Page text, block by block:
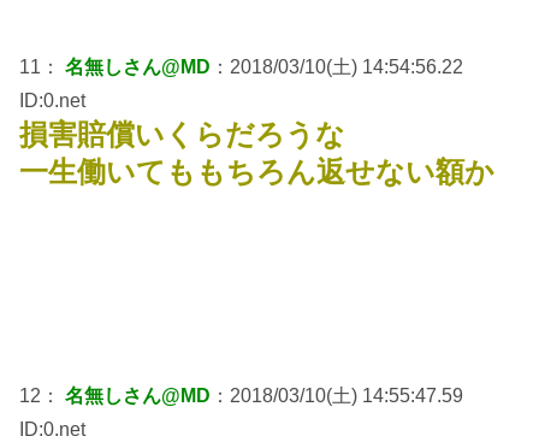
11： 名無しさん@MD ：2018/03/10(土) 14:54:56.22
ID:0.net
損害賠償いくらだろうな
一生働いてももちろん返せない額か
12： 名無しさん@MD ：2018/03/10(土) 14:55:47.59
ID:0.net